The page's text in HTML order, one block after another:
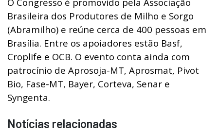
Brasileira dos Produtores de Milho e Sorgo
(Abramilho) e reúne cerca de 400 pessoas em
Brasília. Entre os apoiadores estão Basf,
Croplife e OCB. O evento conta ainda com
patrocínio de Aprosoja-MT, Aprosmat, Pivot
Bio, Fase-MT, Bayer, Corteva, Senar e
Syngenta.
Notícias relacionadas